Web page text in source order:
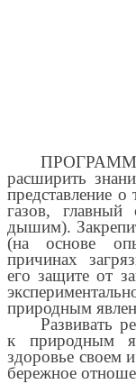
расширить
представление
газов,
дышим).
(на основе
причинах
его защите от
природным
Развивать
к природным
здоровье своем
бережное